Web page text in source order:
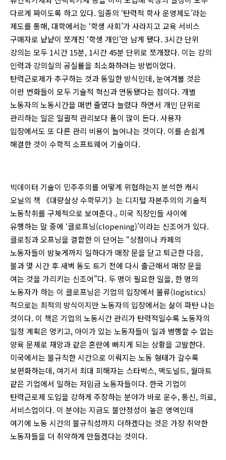
다르게 짜이도록 하고 있다. 일종의 ‘탄력적 학사 운영제도’라는
제도를 통해, 대학에서는 ‘학생 사회’가 사라지고 교육 서비스
구매자로 낱낱이 쪼개진 ‘학생 개인’만 남게 됐다. 3시간 단위
강의는 모두 1시간 15분, 1시간 45분 단위로 쪼개졌다. 이는 강의
인력과 강의실의 공실률을 최소화하려는 방법이었다.
탄력근로제가 추구하는 것과 동일한 방식인데, 눈여겨볼 것은
이런 변화들이 모두 기술적 혁신과 연동됐다는 점이다. 개별
노동자의 노동시간을 매번 줄였다 늘렸다 하면서 개인 단위로
관리하는 일은 일괄적 관리보다 품이 많이 든다. 사용자
입장에서도 또 다른 관리 비용이 늘어나는 것이다. 이를 손쉽게
해결한 것이 수학적 소프트웨어 기술이다.
빅데이터 기술이 민주주의를 어떻게 위협하는지 분석한 캐시
오닐의 책 《대량살상 수학무기》는 디지털 자본주의의 기술적
노동착취를 구체적으로 보여준다.₁ 미국 직장인들 사이에
유행하는 말 중에 ‘클로프닝(clopening)’이라는 신조어가 있다.
클로징과 오프닝을 결합한 이 단어는 “상점이나 카페의
노동자들이 밤늦게까지 일하다가 매장 문을 닫고 퇴근한 다음,
불과 몇 시간 후 새벽 동도 트기 전에 다시 출근해서 매장 문을
여는 것을 가리키는 신조어”다. 두 명이 필요한 일을, 한 명의
노동자가 하는 이 클로프닝은 기업의 입장에서 물류(logistics)
적으로는 최적의 방식이지만 노동자의 입장에서는 삶이 파탄 나는
것이다. 이 책은 기업의 노동시간 관리가 탄력적일수록 노동자의
일정 계획은 엉키고, 아이가 있는 노동자들이 일과 병행할 수 없는
양육 문제로 재앙과 같은 혼란에 빠지게 되는 상황을 고발한다.
미국에서는 불규칙한 시간으로 이뤄지는 노동 형태가 갈수록
보편화하는데, 여기서 최대 피해자는 스타벅스, 맥도널드, 월마트
같은 기업에서 일하는 저임금 노동자들이다. 한국 기업이
탄력근로제 도입을 강하게 주장하는 분야가 바로 운수, 통신, 의료,
서비스업이다. 이 분야는 지금도 불안정성이 높은 영역인데
여기에 노동 시간의 불규칙성까지 더하겠다는 것은 가장 취약한
노동자들을 더 취약하게 만들겠다는 것이다.